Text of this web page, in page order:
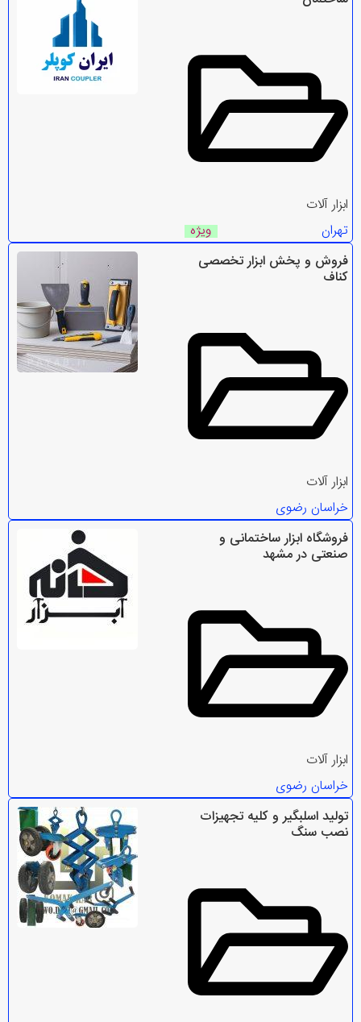
ابزار آلات
تهران
ویژه
فروش و پخش ابزار تخصصی
کناف
ابزار آلات
خراسان رضوی
فروشگاه ابزار ساختمانی و
صنعتی در مشهد
ابزار آلات
خراسان رضوی
تولید اسلبگیر و کلیه تجهیزات
نصب سنگ